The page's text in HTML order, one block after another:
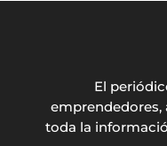
El
emprendedores,
toda la